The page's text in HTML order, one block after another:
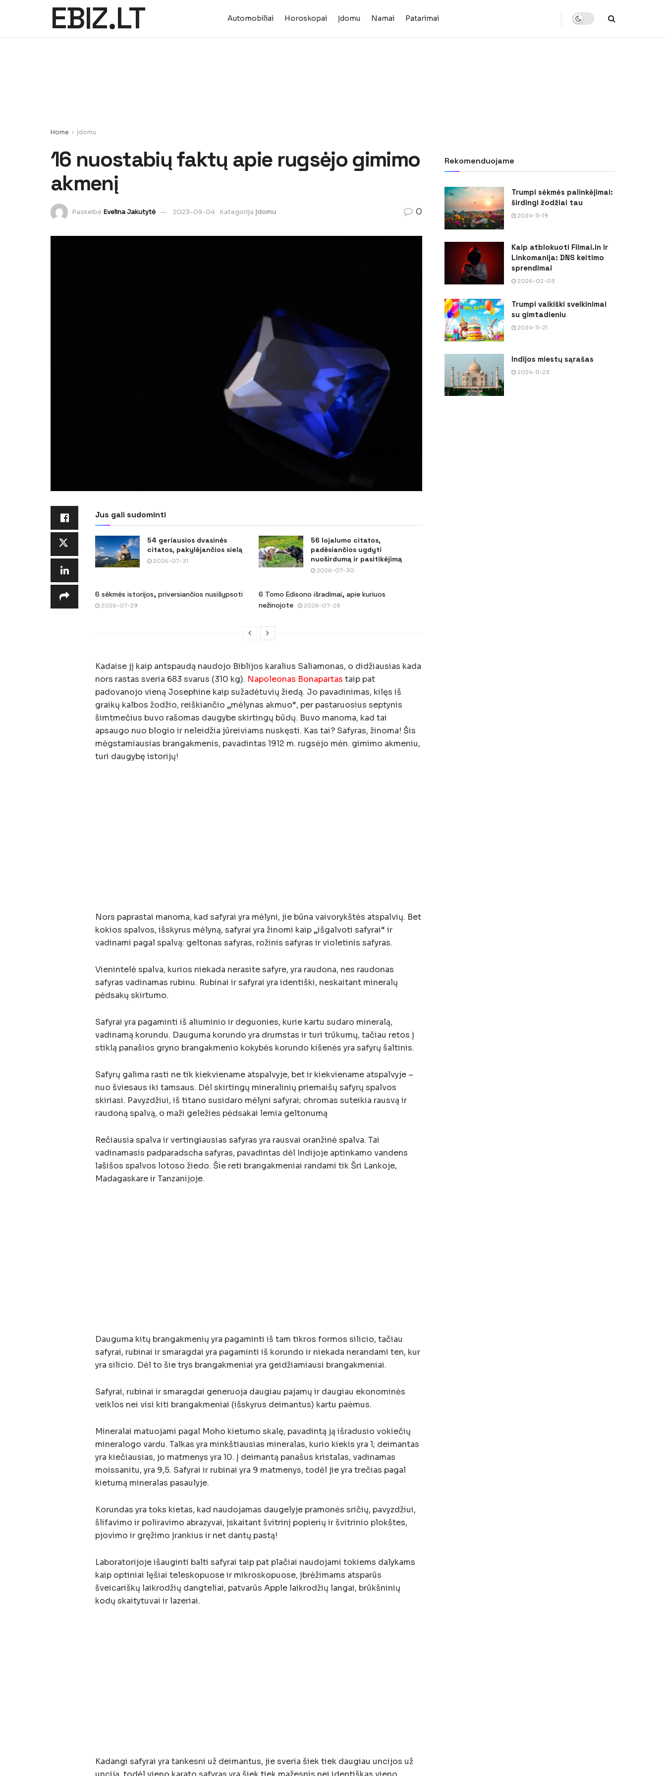
EBIZ.LT Automobiliai Horoskopai Įdomu Namai Patarimai
Home Įdomu
16 nuostabių faktų apie rugsėjo gimimo
akmenį
Paskelbė Evelina Jakutytė 2023-09-04 Kategorija Įdomu 0
Jus gali sudominti
54 geriausios dvasinės
citatos, pakylėjančios sielą
2026-07-31
56 lojalumo citatos,
padėsiančios ugdyti
nuoširdumą ir pasitikėjimą
2026-07-30
6 sėkmės istorijos, priversiančios nusišypsoti
2026-07-29
6 Tomo Edisono išradimai, apie kuriuos
nežinojote
2026-07-28
Kadaise jį kaip antspaudą naudojo Biblijos karalius Saliamonas, o didžiausias kada
nors rastas sveria 683 svarus (310 kg). Napoleonas Bonapartas taip pat
padovanojo vieną Josephine kaip sužadėtuvių žiedą. Jo pavadinimas, kilęs iš
graikų kalbos žodžio, reiškiančio „mėlynas akmuo“, per pastaruosius septynis
šimtmečius buvo rašomas daugybe skirtingų būdų. Buvo manoma, kad tai
apsaugo nuo blogio ir neleidžia jūreiviams nuskęsti. Kas tai? Safyras, žinoma! Šis
mėgstamiausias brangakmenis, pavadintas 1912 m. rugsėjo mėn. gimimo akmeniu,
turi daugybę istorijų!
Nors paprastai manoma, kad safyrai yra mėlyni, jie būna vaivorykštės atspalvių. Bet
kokios spalvos, išskyrus mėlyną, safyrai yra žinomi kaip „išgalvoti safyrai“ ir
vadinami pagal spalvą: geltonas safyras, rožinis safyras ir violetinis safyras.
Vienintelė spalva, kurios niekada nerasite safyre, yra raudona, nes raudonas
safyras vadinamas rubinu. Rubinai ir safyrai yra identiški, neskaitant mineralų
pėdsakų skirtumo.
Safyrai yra pagaminti iš aliuminio ir deguonies, kurie kartu sudaro mineralą,
vadinamą korundu. Dauguma korundo yra drumstas ir turi trūkumų, tačiau retos į
stiklą panašios gryno brangakmenio kokybės korundo kišenės yra safyrų šaltinis.
Safyrų galima rasti ne tik kiekviename atspalvyje, bet ir kiekviename atspalvyje –
nuo ​​šviesaus iki tamsaus. Dėl skirtingų mineralinių priemaišų safyrų spalvos
skiriasi. Pavyzdžiui, iš titano susidaro mėlyni safyrai; chromas suteikia rausvą ir
raudoną spalvą, o maži geležies pėdsakai lemia geltonumą
Rečiausia spalva ir vertingiausias safyras yra rausvai oranžinė spalva. Tai
vadinamasis padparadscha safyras, pavadintas dėl Indijoje aptinkamo vandens
lašišos spalvos lotoso žiedo. Šie reti brangakmeniai randami tik Šri Lankoje,
Madagaskare ir Tanzanijoje.
Dauguma kitų brangakmenių yra pagaminti iš tam tikros formos silicio, tačiau
safyrai, rubinai ir smaragdai yra pagaminti iš korundo ir niekada nerandami ten, kur
yra silicio. Dėl to šie trys brangakmeniai yra geidžiamiausi brangakmeniai.
Safyrai, rubinai ir smaragdai generuoja daugiau pajamų ir daugiau ekonominės
veiklos nei visi kiti brangakmeniai (išskyrus deimantus) kartu paėmus.
Mineralai matuojami pagal Moho kietumo skalę, pavadintą ją išradusio vokiečių
mineralogo vardu. Talkas yra minkštiausias mineralas, kurio kiekis yra 1; deimantas
yra kiečiausias, jo matmenys yra 10. Į deimantą panašus kristalas, vadinamas
moissanitu, yra 9,5. Safyrai ir rubinai yra 9 matmenys, todėl jie yra trečias pagal
kietumą mineralas pasaulyje.
Korundas yra toks kietas, kad naudojamas daugelyje pramonės sričių, pavyzdžiui,
šlifavimo ir poliravimo abrazyvai, įskaitant švitrinį popierių ir švitrinio plokštes,
pjovimo ir gręžimo įrankius ir net dantų pastą!
Laboratorijoje išauginti balti safyrai taip pat plačiai naudojami tokiems dalykams
kaip optiniai lęšiai teleskopuose ir mikroskopuose, įbrėžimams atsparūs
šveicariškų laikrodžių dangteliai, patvarūs Apple laikrodžių langai, brūkšninių
kodų skaitytuvai ir lazeriai.
Kadangi safyrai yra tankesni už deimantus, jie sveria šiek tiek daugiau uncijos už
Rekomenduojame
Trumpi sėkmės palinkėjimai:
širdingi žodžiai tau
2024-11-19
Kaip atblokuoti Filmai.in ir
Linkomanija: DNS keitimo
sprendimai
2026-02-03
Trumpi vaikiški sveikinimai
su gimtadieniu
2024-11-21
Indijos miestų sąrašas
2024-11-23